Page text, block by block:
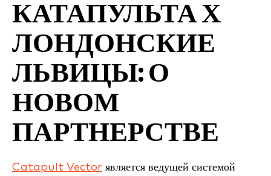
КАТАПУЛЬТА Х
ЛОНДОНСКИЕ
ЛЬВИЦЫ: О
НОВОМ
ПАРТНЕРСТВЕ
Catapult Vector является ведущей системой